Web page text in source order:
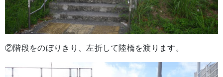
②階段をのぼりきり、左折して陸橋を渡ります。